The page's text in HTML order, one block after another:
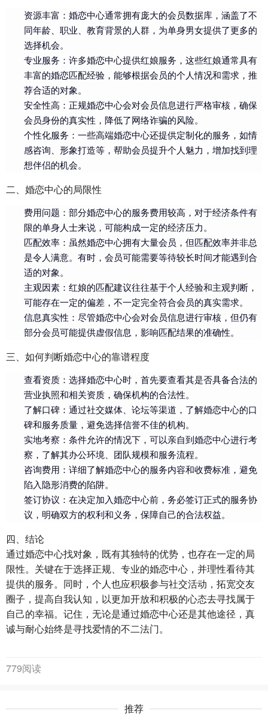
资源丰富：婚恋中心通常拥有庞大的会员数据库，涵盖了不
同年龄、职业、教育背景的人群，为单身男女提供了更多的
选择机会。
专业服务：许多婚恋中心提供红娘服务，这些红娘通常具有
丰富的婚恋匹配经验，能够根据会员的个人情况和需求，推
荐合适的对象。
安全性高：正规婚恋中心会对会员信息进行严格审核，确保
会员身份的真实性，降低了网络诈骗的风险。
个性化服务：一些高端婚恋中心还提供定制化的服务，如情
感咨询、形象打造等，帮助会员提升个人魅力，增加找到理
想伴侣的机会。
二、婚恋中心的局限性
费用问题：部分婚恋中心的服务费用较高，对于经济条件有
限的单身人士来说，可能构成一定的经济压力。
匹配效率：虽然婚恋中心拥有大量会员，但匹配效率并非总
是令人满意。有时，会员可能需要等待较长时间才能遇到合
适的对象。
主观因素：红娘的匹配建议往往基于个人经验和主观判断，
可能存在一定的偏差，不一定完全符合会员的真实需求。
信息真实性：尽管婚恋中心会对会员信息进行审核，但仍有
部分会员可能提供虚假信息，影响匹配结果的准确性。
三、如何判断婚恋中心的靠谱程度
查看资质：选择婚恋中心时，首先要查看其是否具备合法的
营业执照和相关资质，确保机构的合法性。
了解口碑：通过社交媒体、论坛等渠道，了解婚恋中心的口
碑和服务质量，避免选择信誉不佳的机构。
实地考察：条件允许的情况下，可以亲自到婚恋中心进行考
察，了解其办公环境、团队规模和服务流程。
咨询费用：详细了解婚恋中心的服务内容和收费标准，避免
陷入隐形消费的陷阱。
签订协议：在决定加入婚恋中心前，务必签订正式的服务协
议，明确双方的权利和义务，保障自己的合法权益。
四、结论
通过婚恋中心找对象，既有其独特的优势，也存在一定的局
限性。关键在于选择正规、专业的婚恋中心，并理性看待其
提供的服务。同时，个人也应积极参与社交活动，拓宽交友
圈子，提高自我认知，以更加开放和积极的心态去寻找属于
自己的幸福。记住，无论是通过婚恋中心还是其他途径，真
诚与耐心始终是寻找爱情的不二法门。
779阅读
推荐